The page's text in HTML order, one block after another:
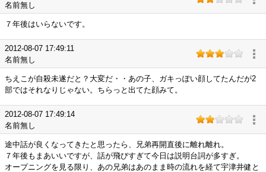
名前無し
７年後はいらないです。
2012-08-07 17:49:11
名前無し
ちえこが自殺未遂だと？大変だ・・あの子、ガキっぽい顔してたんだが2
部ではそれなりじゃない。ちらっと出てた顔みて。
2012-08-07 17:49:14
名前無し
途中話が良くなってきたと思ったら、兄弟再開直後に離れ離れ。
７年後もまあいいですが、話が飛びすぎて今日は説明台詞が多すぎ。
オープニングを見る限り、あの兄弟はあのまま時の流れを経て宇津井健と